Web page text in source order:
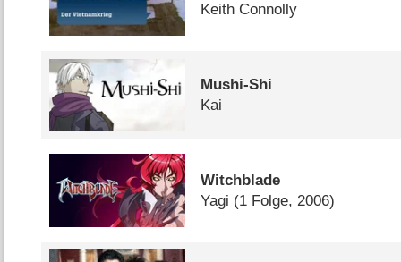
Keith Connolly
Mushi-Shi
Kai
Witchblade
Yagi (1 Folge, 2006)